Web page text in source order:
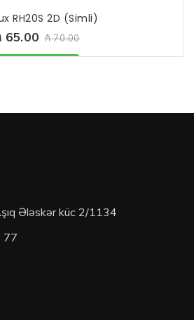
RH20S 2D (Simli)
65.00 ₼ 70.00
mövcüddur
Ələskər küc 2/1134
77